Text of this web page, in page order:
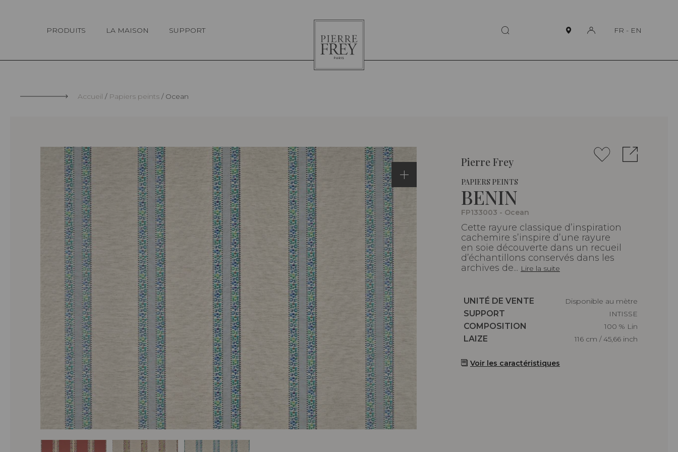
PRODUITS LA MAISON SUPPORT
Pierre
Frey
FR - EN
Accueil Papiers peints Ocean
Pierre Frey
PAPIERS PEINTS
BENIN
FP133003 - Ocean
Cette rayure classique d’inspiration
cachemire s’inspire d’une rayure
en soie découverte dans un recueil
d’échantillons conservés dans les
archives de... Lire la suite
Caractéristiques
UNITÉ DE VENTE
Disponible au mètre
Caractéristiques
SUPPORT
INTISSE
Caractéristiques
COMPOSITION
100 % Lin
Caractéristiques
LAIZE 116 cm / 45,66 inch
Voir les caractéristiques